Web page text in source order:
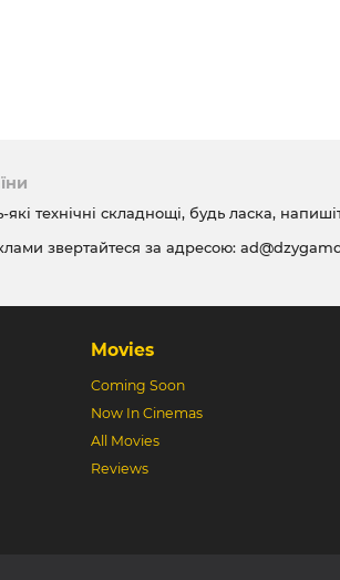
технічні складнощі, будь ласка,
звертайтеся за адресою:
Movies
Coming Soon
Now In Cinemas
All Movies
Reviews